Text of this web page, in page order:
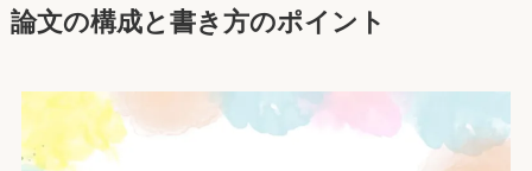
論文の構成と書き方のポイント